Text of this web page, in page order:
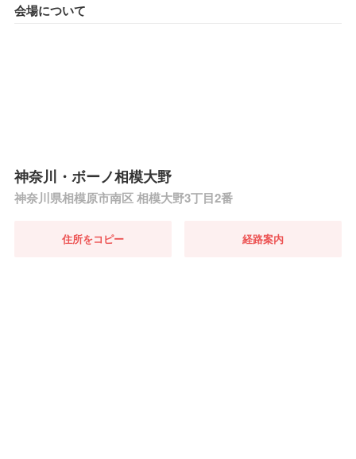
会場について
神奈川・ボーノ相模大野
神奈川県相模原市南区 相模大野3丁目2番
住所をコピー 経路案内